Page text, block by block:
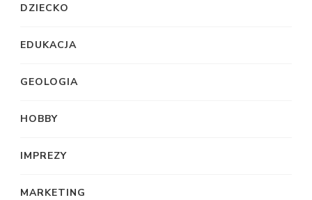
DZIECKO
EDUKACJA
GEOLOGIA
HOBBY
IMPREZY
MARKETING